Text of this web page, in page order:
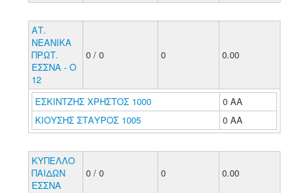
ΑΤ.
ΝΕΑΝΙΚΑ
ΠΡΩΤ.
ΕΣΣΝΑ - Ο
12
0 / 0 0 0.00
ΕΣΚΙΝΤΖΗΣ ΧΡΗΣΤΟΣ 1000
0 ΑΑ
ΚΙΟΥΣΗΣ ΣΤΑΥΡΟΣ 1005
0 ΑΑ
ΚΥΠΕΛΛΟ
ΠΑΙΔΩΝ
ΕΣΣΝΑ
0 / 0 0 0.00